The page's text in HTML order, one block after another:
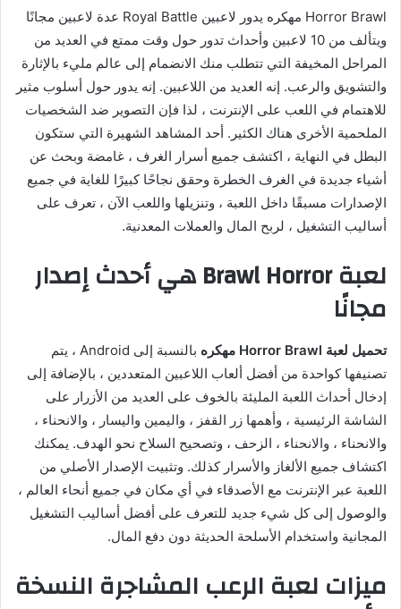
Horror Brawl مهكره يدور لاعبين Royal Battle عدة لاعبين مجانًا
ويتألف من 10 لاعبين وأحداث تدور حول وقت ممتع في العديد من
المراحل المخيفة التي تتطلب منك الانضمام إلى عالم مليء بالإثارة
والتشويق والرعب. إنه العديد من اللاعبين. إنه يدور حول أسلوب مثير
للاهتمام في اللعب على الإنترنت ، لذا فإن التصوير ضد الشخصيات
الملحمية الأخرى هناك الكثير. أحد المشاهد الشهيرة التي ستكون
البطل في النهاية ، اكتشف جميع أسرار الغرف ، غامضة وبحث عن
أشياء جديدة في الغرف الخطرة وحقق نجاحًا كبيرًا للغاية في جميع
الإصدارات مسبقًا داخل اللعبة ، وتنزيلها واللعب الآن ، تعرف على
أساليب التشغيل ، لربح المال والعملات المعدنية.
لعبة Brawl Horror هي أحدث إصدار
مجانًا
تحميل لعبة Horror Brawl مهكره
بالنسبة إلى Android ، يتم
تصنيفها كواحدة من أفضل ألعاب اللاعبين المتعددين ، بالإضافة إلى
إدخال أحداث اللعبة المليئة بالخوف على العديد من الأزرار على
الشاشة الرئيسية ، وأهمها زر القفز ، واليمين واليسار ، والانحناء ،
والانحناء ، والانحناء ، الزحف ، وتصحيح السلاح نحو الهدف. يمكنك
اكتشاف جميع الألغاز والأسرار كذلك. وتثبيت الإصدار الأصلي من
اللعبة عبر الإنترنت مع الأصدقاء في أي مكان في جميع أنحاء العالم ،
والوصول إلى كل شيء جديد للتعرف على أفضل أساليب التشغيل
المجانية واستخدام الأسلحة الحديثة دون دفع المال.
ميزات لعبة الرعب المشاجرة النسخة